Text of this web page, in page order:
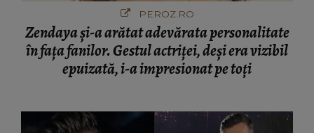
PEROZ.RO
Zendaya și-a arătat adevărata personalitate
în fața fanilor. Gestul actriței, deși era vizibil
epuizată, i-a impresionat pe toți